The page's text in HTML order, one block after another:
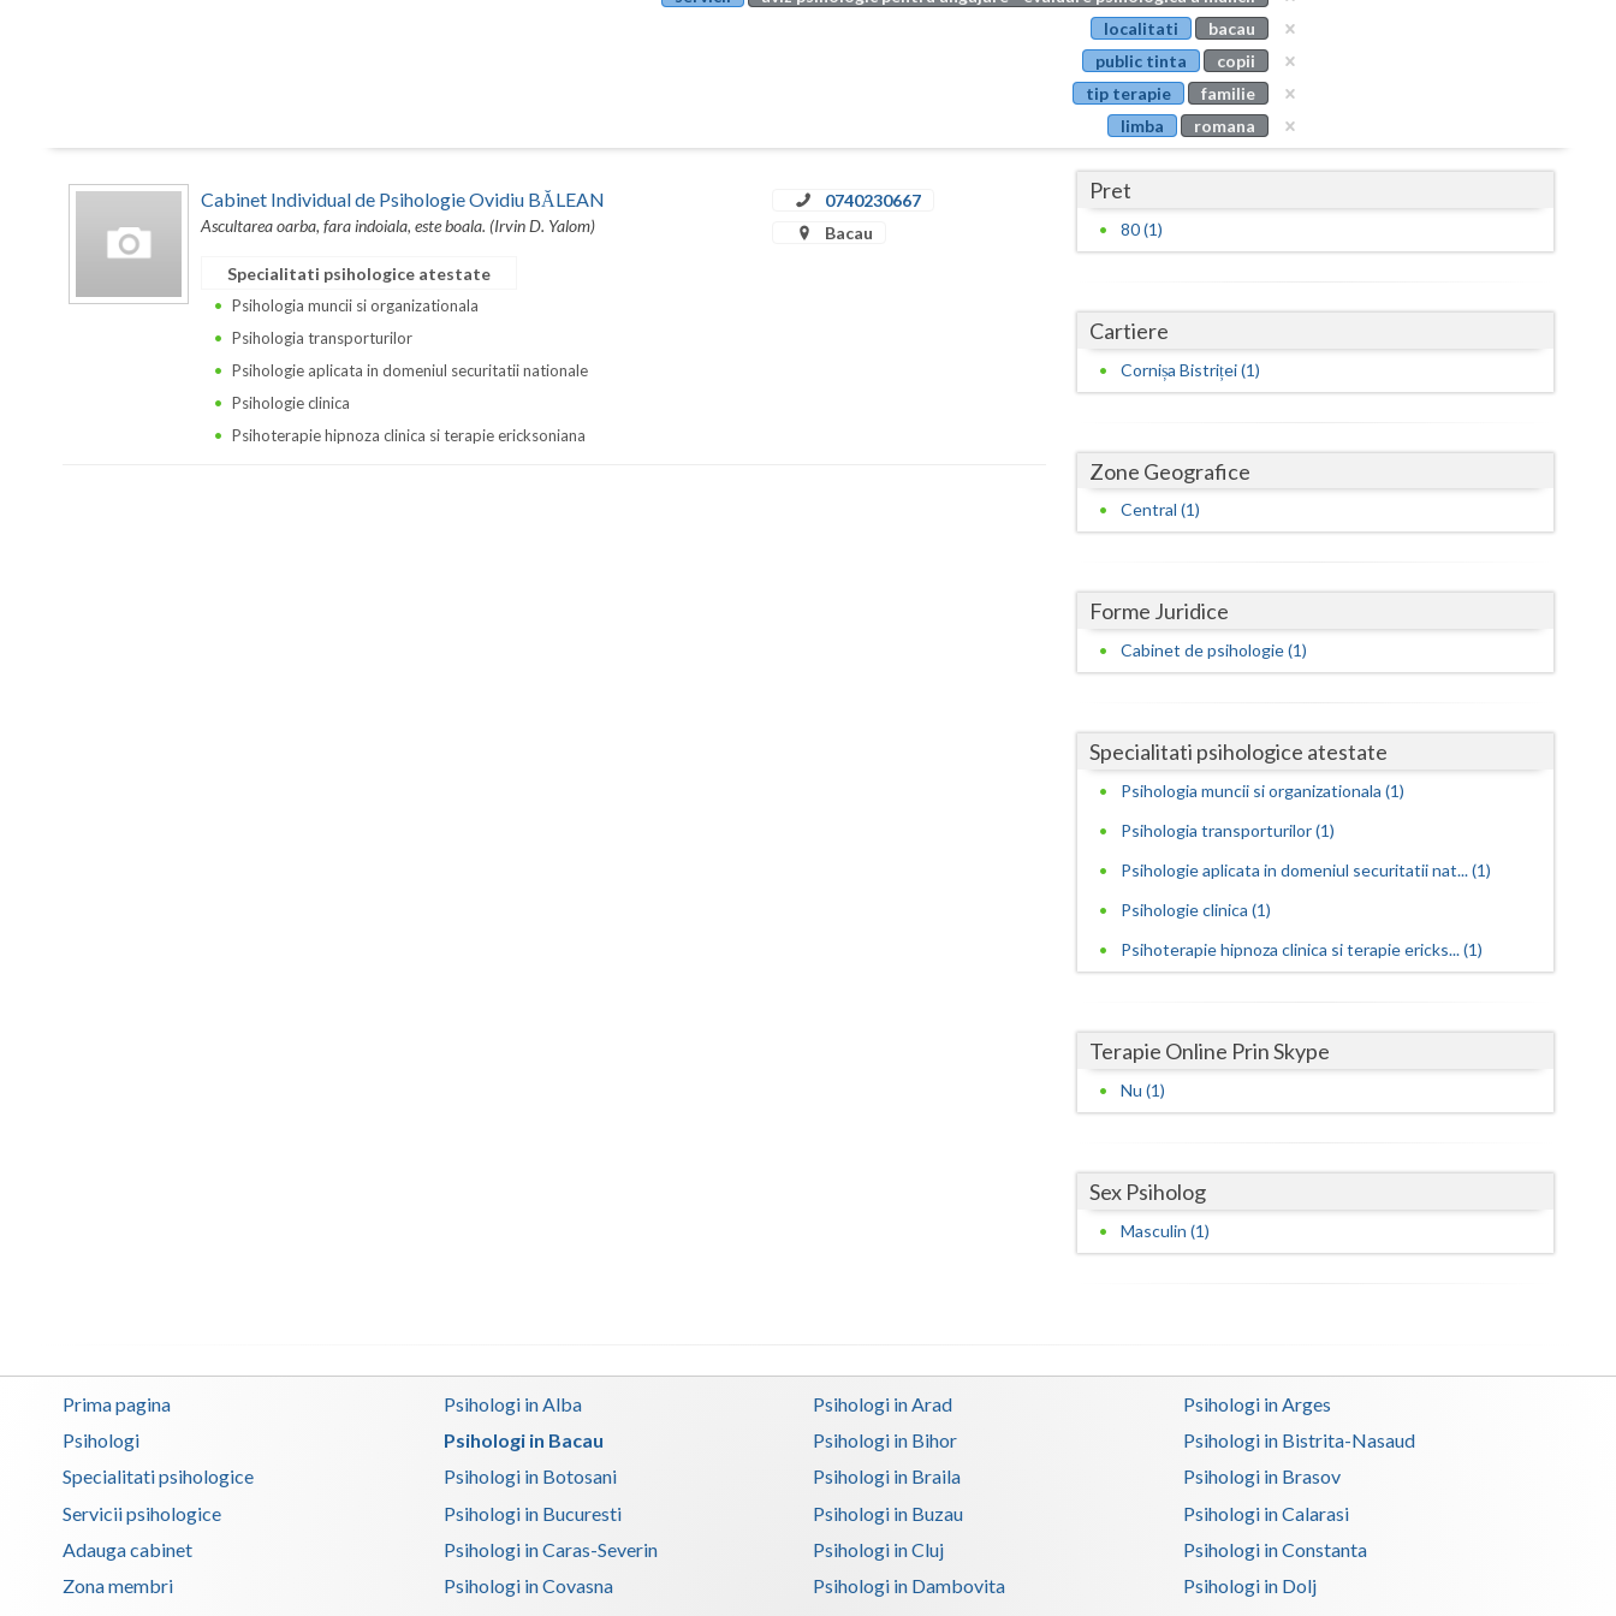
Buzau
Calarasi
Caras-Severin
Covasna
Dolj
Galati
Giurgiu
Gorj
Hunedoara
Ialomita
Ilfov
Maramures
Mehedinti
Mures
Olt
Salaj
Satu-Mare
Sibiu
Suceava
Valcea
Vaslui
Vrancea
localitati
bacau
public tinta
copii
tip terapie
familie
limba
romana
Cabinet Individual de Psihologie Ovidiu BĂLEAN
Ascultarea oarba, fara indoiala, este boala. (Irvin D. Yalom)
0740230667
Bacau
Specialitati psihologice atestate
Psihologia muncii si organizationala
Psihologia transporturilor
Psihologie aplicata in domeniul securitatii nationale
Psihologie clinica
Psihoterapie hipnoza clinica si terapie ericksoniana
Pret
80 (1)
Cartiere
Cornișa Bistriței (1)
Zone Geografice
Central (1)
Forme Juridice
Cabinet de psihologie (1)
Specialitati psihologice atestate
Psihologia muncii si organizationala (1)
Psihologia transporturilor (1)
Psihologie aplicata in domeniul securitatii nat... (1)
Psihologie clinica (1)
Psihoterapie hipnoza clinica si terapie ericks... (1)
Terapie Online Prin Skype
Nu (1)
Sex Psiholog
Masculin (1)
Prima pagina
Psihologi
Specialitati psihologice
Servicii psihologice
Adauga cabinet
Zona membri
Psihologi in Alba Psihologi in Arad
Psihologi in Arges
Psihologi in Bacau
Psihologi in Bihor
Psihologi in Bistrita-Nasaud
Psihologi in Botosani
Psihologi in Braila
Psihologi in Brasov
Psihologi in Bucuresti
Psihologi in Buzau
Psihologi in Calarasi
Psihologi in Caras-Severin
Psihologi in Cluj
Psihologi in Constanta
Psihologi in Covasna
Psihologi in Dambovita
Psihologi in Dolj